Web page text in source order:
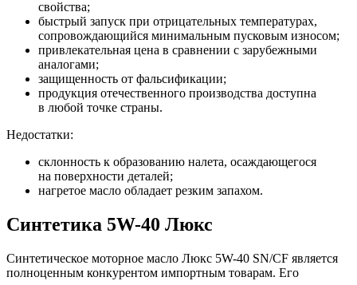
свойства;
быстрый запуск при отрицательных температурах,
сопровождающийся минимальным пусковым износом;
привлекательная цена в сравнении с зарубежными
аналогами;
защищенность от фальсификации;
продукция отечественного производства доступна
в любой точке страны.
Недостатки:
склонность к образованию налета, осаждающегося
на поверхности деталей;
нагретое масло обладает резким запахом.
Синтетика 5W-40 Люкс
Синтетическое моторное масло Люкс 5W-40 SN/CF является
полноценным конкурентом импортным товарам. Его